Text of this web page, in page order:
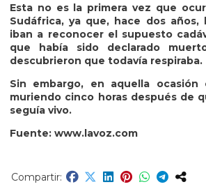
Esta no es la primera vez que
Sudáfrica, ya que, hace dos años,
iban a reconocer el supuesto
que había sido declarado
descubrieron que todavía respiraba.
Sin embargo, en aquella ocasión
muriendo cinco horas después de
seguía vivo.
Fuente: www.lavoz.com